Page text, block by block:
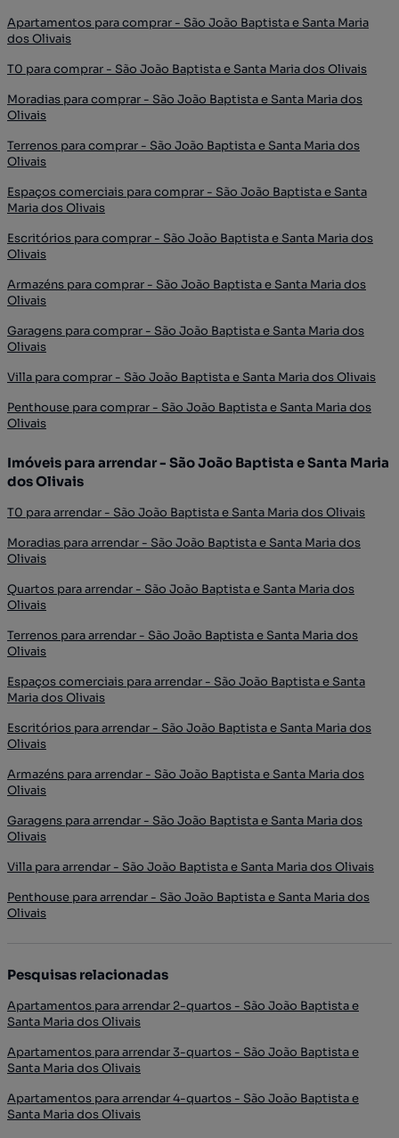
Apartamentos para comprar - São João Baptista e Santa Maria
dos Olivais
T0 para comprar - São João Baptista e Santa Maria dos Olivais
Moradias para comprar - São João Baptista e Santa Maria dos
Olivais
Terrenos para comprar - São João Baptista e Santa Maria dos
Olivais
Espaços comerciais para comprar - São João Baptista e Santa
Maria dos Olivais
Escritórios para comprar - São João Baptista e Santa Maria dos
Olivais
Armazéns para comprar - São João Baptista e Santa Maria dos
Olivais
Garagens para comprar - São João Baptista e Santa Maria dos
Olivais
Villa para comprar - São João Baptista e Santa Maria dos Olivais
Penthouse para comprar - São João Baptista e Santa Maria dos
Olivais
Imóveis para arrendar - São João Baptista e Santa Maria
dos Olivais
T0 para arrendar - São João Baptista e Santa Maria dos Olivais
Moradias para arrendar - São João Baptista e Santa Maria dos
Olivais
Quartos para arrendar - São João Baptista e Santa Maria dos
Olivais
Terrenos para arrendar - São João Baptista e Santa Maria dos
Olivais
Espaços comerciais para arrendar - São João Baptista e Santa
Maria dos Olivais
Escritórios para arrendar - São João Baptista e Santa Maria dos
Olivais
Armazéns para arrendar - São João Baptista e Santa Maria dos
Olivais
Garagens para arrendar - São João Baptista e Santa Maria dos
Olivais
Villa para arrendar - São João Baptista e Santa Maria dos Olivais
Penthouse para arrendar - São João Baptista e Santa Maria dos
Olivais
Pesquisas relacionadas
Apartamentos para arrendar 2-quartos - São João Baptista e
Santa Maria dos Olivais
Apartamentos para arrendar 3-quartos - São João Baptista e
Santa Maria dos Olivais
Apartamentos para arrendar 4-quartos - São João Baptista e
Santa Maria dos Olivais